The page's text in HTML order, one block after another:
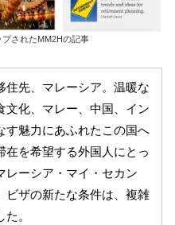
されたMM2Hの記事
住先、マレーシア。温暖な
文化、マレー、中国、イン
す魅力にあふれたこの国へ
在を希望する外国人にとっ
レーシア・マイ・セカン
ビザの新たな条件は、複雑
。